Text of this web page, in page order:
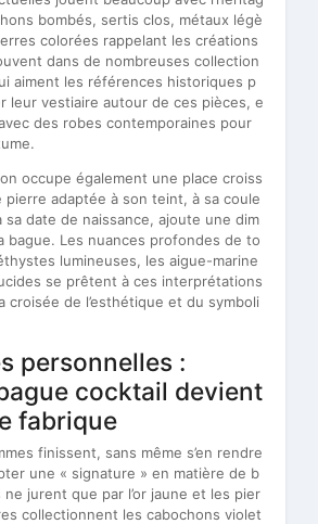
bombés, sertis clos, métaux légè
colorées rappelant les créations
dans de nombreuses collection
aiment les références historiques p
leur vestiaire autour de ces pièces, e
des robes contemporaines pour
occupe également une place croiss
pierre adaptée à son teint, à sa coule
sa date de naissance, ajoute une dim
bague. Les nuances profondes de to
lumineuses, les aigue-marine
se prêtent à ces interprétations
croisée de l’esthétique et du symboli
personnelles :
cocktail devient
fabrique
finissent, sans même s’en rendre
une « signature » en matière de b
jurent que par l’or jaune et les pier
collectionnent les cabochons violet